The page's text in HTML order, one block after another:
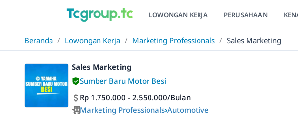
LOWONGAN KERJA PERUSAHAAN
Beranda / Lowongan Kerja / Marketing Professionals / Sales Marketing
Sales Marketing
Sumber Baru Motor Besi
Rp 1.750.000 - 2.550.000/Bulan
Marketing Professionals›Automotive